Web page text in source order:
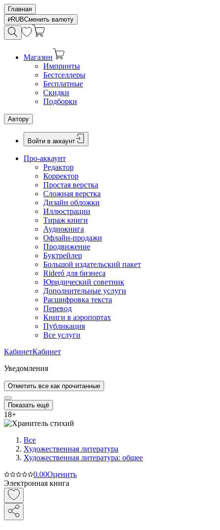
Главная
RUBСменить валюту
Магазин
Импринты
Бестселлеры
Бесплатные
Скидки
Подборки
Автору
Войти в аккаунт
Про-аккаунт
Редактор
Корректор
Простая верстка
Сложная верстка
Дизайн обложки
Иллюстрации
Тираж книги
Аудиокнига
Офлайн-продажи
Продвижение
Буктрейлер
Большой издательский пакет
Rideró для бизнеса
Юридический советник
Дополнительные услуги
Расшифровка текста
Перевод
Книги в аэропортах
Публикация
Все услуги
КабинетКабинет
Уведомления
Отметить все как прочитанные
Показать ещё
18+
Все
Художественная литература
Художественная литература: общее
0.00Оценить
Электронная книга